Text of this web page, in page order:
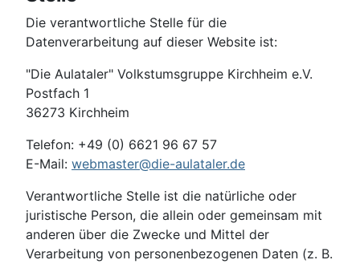
Die verantwortliche Stelle für die
Datenverarbeitung auf dieser Website ist:
"Die Aulataler" Volkstumsgruppe Kirchheim e.V.
Postfach 1
36273 Kirchheim
Telefon: +49 (0) 6621 96 67 57
E-Mail: webmaster@die-aulataler.de
Verantwortliche Stelle ist die natürliche oder
juristische Person, die allein oder gemeinsam mit
anderen über die Zwecke und Mittel der
Verarbeitung von personenbezogenen Daten (z. B.